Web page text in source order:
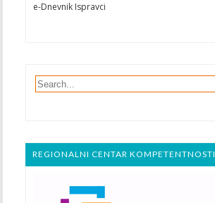
e-Dnevnik Ispravci
REGIONALNI CENTAR KOMPETENTNOSTI